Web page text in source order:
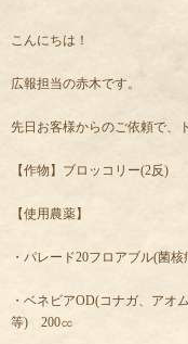
こんにちは！
広報担当の赤木です。
先日お客様からのご依頼で、
【作物】ブロッコリー(2反)
【使用農薬】
・パレード20フロアブル(菌
・ベネビアOD(コナガ、アオ
等) 200㏄